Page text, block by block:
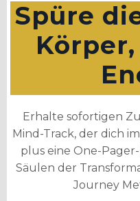
Spüre
Erhalte sofortigen
Mind-Track, der dich
plus eine One-
Säulen der
Journey